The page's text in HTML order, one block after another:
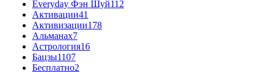
Everyday Фэн Шуй112
Активации41
Активизации178
Альманах7
Астрология16
Бацзы1107
Бесплатно2